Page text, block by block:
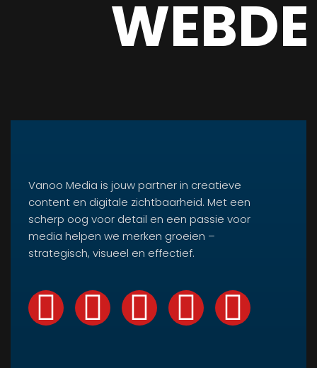
Vanoo Media is jouw partner in creatieve
content en digitale zichtbaarheid. Met een
scherp oog voor detail en een passie voor
media helpen we merken groeien –
strategisch, visueel en effectief.